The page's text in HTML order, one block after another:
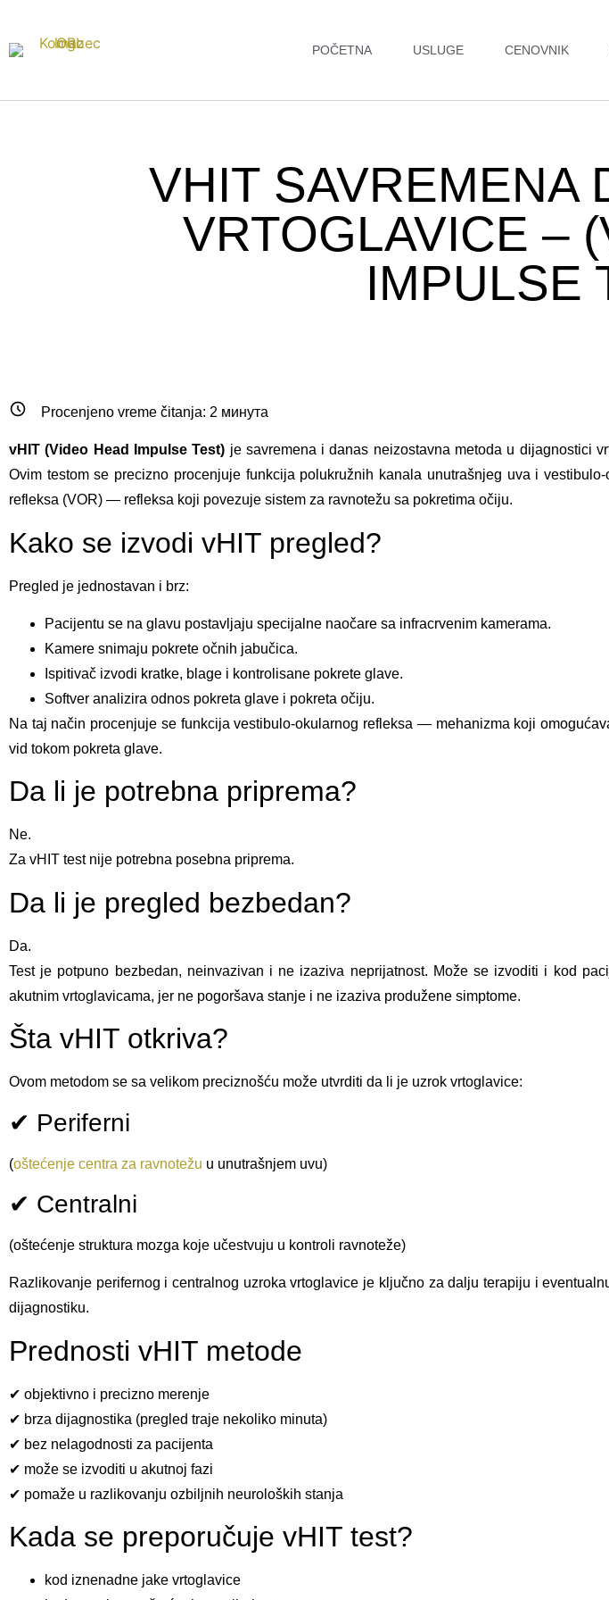
POČETNA USLUGE CENOVNIK
VHIT SAVREMENA
VRTOGLAVICE –
IMPULSE
Procenjeno vreme čitanja: 2 минута
vHIT (Video Head Impulse Test) je savremena i danas neizostavna metoda u dijagnostici
Ovim testom se precizno procenjuje funkcija polukružnih kanala unutrašnjeg uva i vestibulo-
refleksa (VOR) — refleksa koji povezuje sistem za ravnotežu sa pokretima očiju.
Kako se izvodi vHIT pregled?
Pregled je jednostavan i brz:
Pacijentu se na glavu postavljaju specijalne naočare sa infracrvenim kamerama.
Kamere snimaju pokrete očnih jabučica.
Ispitivač izvodi kratke, blage i kontrolisane pokrete glave.
Softver analizira odnos pokreta glave i pokreta očiju.
Na taj način procenjuje se funkcija vestibulo-okularnog refleksa — mehanizma koji
vid tokom pokreta glave.
Da li je potrebna priprema?
Ne.
Za vHIT test nije potrebna posebna priprema.
Da li je pregled bezbedan?
Da.
Test je potpuno bezbedan, neinvazivan i ne izaziva neprijatnost. Može se izvoditi i kod
akutnim vrtoglavicama, jer ne pogoršava stanje i ne izaziva produžene simptome.
Šta vHIT otkriva?
Ovom metodom se sa velikom preciznošću može utvrditi da li je uzrok vrtoglavice:
✔ Periferni
(oštećenje centra za ravnotežu u unutrašnjem uvu)
✔ Centralni
(oštećenje struktura mozga koje učestvuju u kontroli ravnoteže)
Razlikovanje perifernog i centralnog uzroka vrtoglavice je ključno za dalju terapiju i
dijagnostiku.
Prednosti vHIT metode
✔ objektivno i precizno merenje
✔ brza dijagnostika (pregled traje nekoliko minuta)
✔ bez nelagodnosti za pacijenta
✔ može se izvoditi u akutnoj fazi
✔ pomaže u razlikovanju ozbiljnih neuroloških stanja
Kada se preporučuje vHIT test?
kod iznenadne jake vrtoglavice